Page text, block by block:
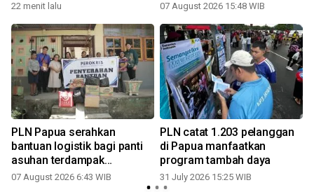
22 menit lalu 07 August 2026 15:48 WIB
PLN Papua serahkan
bantuan logistik bagi panti
asuhan terdampak
kebakaran
07 August 2026 6:43 WIB
PLN catat 1.203 pelanggan
di Papua manfaatkan
program tambah daya
31 July 2026 15:25 WIB